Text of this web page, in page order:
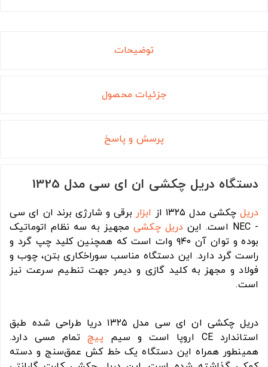
توضیحات
جزئیات محصول
پرسش و پاسخ
دستگاه دریل چکشی ان ای سی مدل 1325
دریلچکشی مدل ۱۳۲۵ از ابزار برقی و شارژی برند ان ای سی
- NEC است. این
دریل چکشیمجهیز به سه نظام اتوماتیک
بوده و توان آن ۹۴۰ وات است که همچنین کلید چپ گرد و
راست گرد دارد. این دستگاه مناسب سوراخکاری بتن، چوب و
فولاد و مجهز به کلید گازی و دیمر جهت تنطیم سرعت نیز
است.
دریل چکشی ان ای سی مدل ۱۳۲۵ دریا طراحی شده طبق
استاندارد CE اروپا است و سیم
پیچتمام مسی دارد.
همینطور همراه این دستگاه یک خط کش عمق‌سنج و دسته